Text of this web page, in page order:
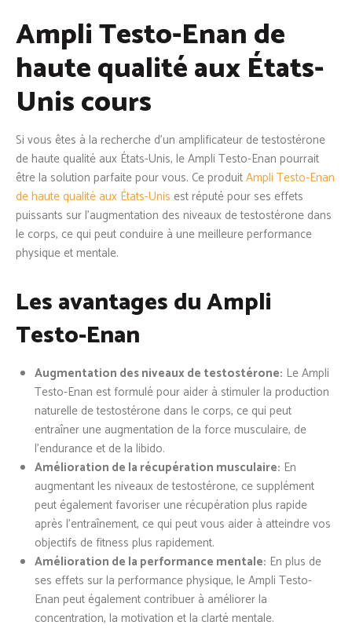
Ampli Testo-Enan de
haute qualité aux États-
Unis cours
Si vous êtes à la recherche d’un amplificateur de testostérone
de haute qualité aux États-Unis, le Ampli Testo-Enan pourrait
être la solution parfaite pour vous. Ce produitAmpli Testo-Enan
de haute qualité aux États-Unis est réputé pour ses effets
puissants sur l’augmentation des niveaux de testostérone dans
le corps, ce qui peut conduire à une meilleure performance
physique et mentale.
Les avantages du Ampli
Testo-Enan
Augmentation des niveaux de testostérone: Le Ampli
Testo-Enan est formulé pour aider à stimuler la production
naturelle de testostérone dans le corps, ce qui peut
entraîner une augmentation de la force musculaire, de
l’endurance et de la libido.
Amélioration de la récupération musculaire: En
augmentant les niveaux de testostérone, ce supplément
peut également favoriser une récupération plus rapide
après l’entraînement, ce qui peut vous aider à atteindre vos
objectifs de fitness plus rapidement.
Amélioration de la performance mentale: En plus de
ses effets sur la performance physique, le Ampli Testo-
Enan peut également contribuer à améliorer la
concentration, la motivation et la clarté mentale.